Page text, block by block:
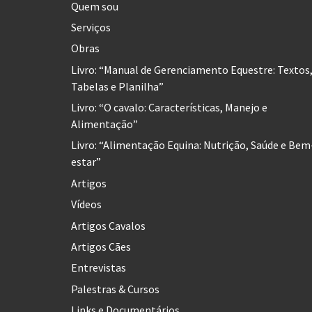
Quem sou
Serviços
Obras
Livro: “Manual de Gerenciamento Equestre: Textos,
Tabelas e Planilha”
Livro: “O cavalo: Características, Manejo e
Alimentação”
Livro: “Alimentação Equina: Nutrição, Saúde e
estar”
Artigos
Vídeos
Artigos Cavalos
Artigos Cães
Entrevistas
Palestras & Cursos